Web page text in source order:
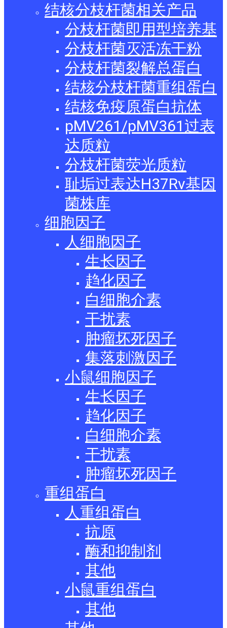
结核分枝杆菌相关产品
分枝杆菌即用型培养基
分枝杆菌灭活冻干粉
分枝杆菌裂解总蛋白
结核分枝杆菌重组蛋白
结核免疫原蛋白抗体
pMV261/pMV361过表
达质粒
分枝杆菌荧光质粒
耻垢过表达H37Rv基因
菌株库
细胞因子
人细胞因子
生长因子
趋化因子
白细胞介素
干扰素
肿瘤坏死因子
集落刺激因子
小鼠细胞因子
生长因子
趋化因子
白细胞介素
干扰素
肿瘤坏死因子
重组蛋白
人重组蛋白
抗原
酶和抑制剂
其他
小鼠重组蛋白
其他